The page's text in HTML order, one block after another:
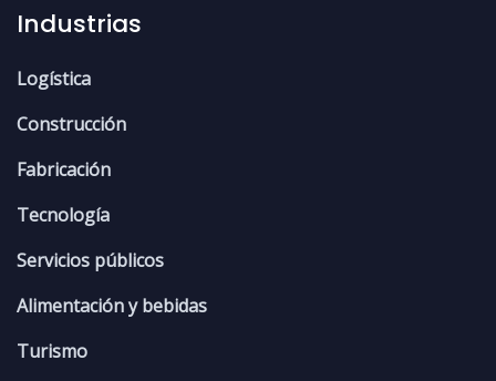
Industrias
Logística
Construcción
Fabricación
Tecnología
Servicios públicos
Alimentación y bebidas
Turismo